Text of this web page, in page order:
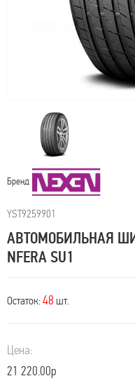
Бренд
YST9259901
АВТОМОБИЛЬНАЯ
NFERA SU1
Остаток: 48 шт.
Цена:
21 220.00р